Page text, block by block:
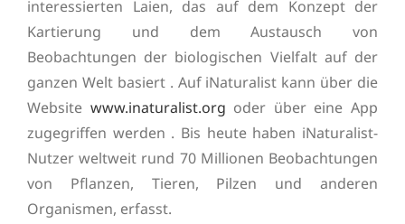
interessierten Laien, das auf dem Konzept der
Kartierung und dem Austausch von
Beobachtungen der biologischen Vielfalt auf der
ganzen Welt basiert . Auf iNaturalist kann über die
Website www.inaturalist.org oder über eine App
zugegriffen werden . Bis heute haben iNaturalist-
Nutzer weltweit rund 70 Millionen Beobachtungen
von Pflanzen, Tieren, Pilzen und anderen
Organismen, erfasst.